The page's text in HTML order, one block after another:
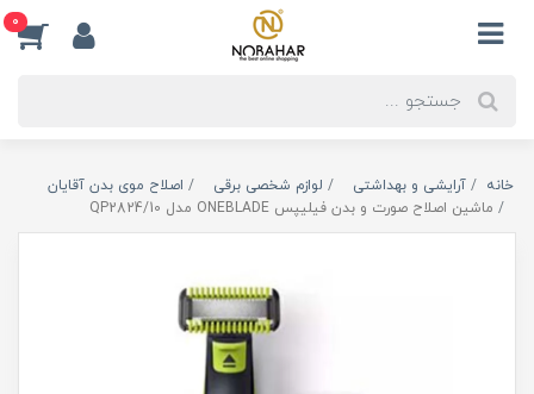
0
خانه آرایشی و بهداشتی لوازم شخصی برقی
اصلاح موی بدن آقایان
ماشین اصلاح صورت و بدن فیلیپس ONEBLADE مدل QP2824/10